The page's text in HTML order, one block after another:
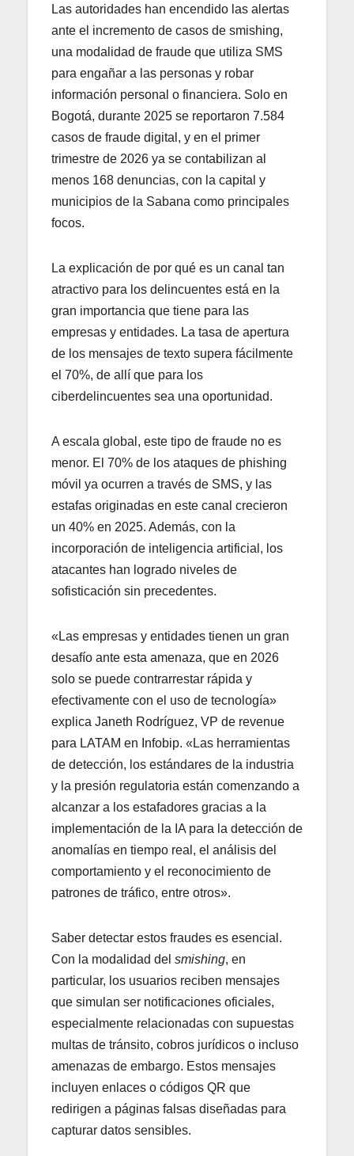
Las autoridades han encendido las alertas
ante el incremento de casos de smishing,
una modalidad de fraude que utiliza SMS
para engañar a las personas y robar
información personal o financiera. Solo en
Bogotá, durante 2025 se reportaron 7.584
casos de fraude digital, y en el primer
trimestre de 2026 ya se contabilizan al
menos 168 denuncias, con la capital y
municipios de la Sabana como principales
focos.
La explicación de por qué es un canal tan
atractivo para los delincuentes está en la
gran importancia que tiene para las
empresas y entidades. La tasa de apertura
de los mensajes de texto supera fácilmente
el 70%, de allí que para los
ciberdelincuentes sea una oportunidad.
A escala global, este tipo de fraude no es
menor. El 70% de los ataques de phishing
móvil ya ocurren a través de SMS, y las
estafas originadas en este canal crecieron
un 40% en 2025. Además, con la
incorporación de inteligencia artificial, los
atacantes han logrado niveles de
sofisticación sin precedentes.
«Las empresas y entidades tienen un gran
desafío ante esta amenaza, que en 2026
solo se puede contrarrestar rápida y
efectivamente con el uso de tecnología»
explica Janeth Rodríguez, VP de revenue
para LATAM en Infobip. «Las herramientas
de detección, los estándares de la industria
y la presión regulatoria están comenzando a
alcanzar a los estafadores gracias a la
implementación de la IA para la detección de
anomalías en tiempo real, el análisis del
comportamiento y el reconocimiento de
patrones de tráfico, entre otros».
Saber detectar estos fraudes es esencial.
Con la modalidad del smishing, en
particular, los usuarios reciben mensajes
que simulan ser notificaciones oficiales,
especialmente relacionadas con supuestas
multas de tránsito, cobros jurídicos o incluso
amenazas de embargo. Estos mensajes
incluyen enlaces o códigos QR que
redirigen a páginas falsas diseñadas para
capturar datos sensibles.